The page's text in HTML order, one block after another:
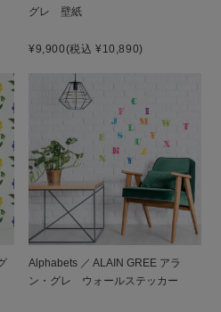
グレ 壁紙
¥9,900(税込 ¥10,890)
Alphabets ／ ALAIN GREE アラ
ン・グレ ウォールステッカー